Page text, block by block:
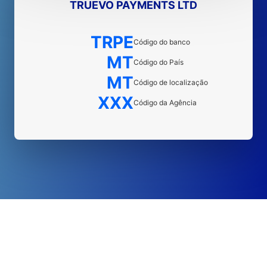
TRUEVO PAYMENTS LTD
TRPECódigo do banco
MTCódigo do País
MTCódigo de localização
XXXCódigo da Agência